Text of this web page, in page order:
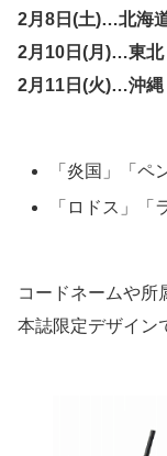
2月8日(土)…北海
2月10日(月)…東北
2月11日(火)…沖縄
「炎国」「ペ
「ロドス」「
コードネームや所
本誌限定デザイン